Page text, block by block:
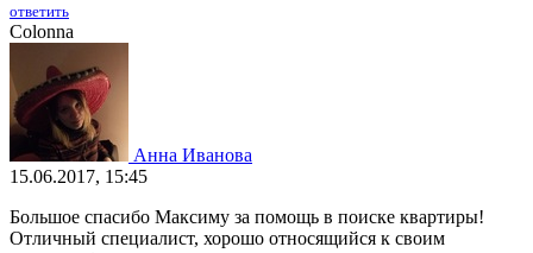
ответить
Colonna
Анна Иванова
15.06.2017, 15:45
Большое спасибо Максиму за помощь в поиске квартиры!
Отличный специалист, хорошо относящийся к своим